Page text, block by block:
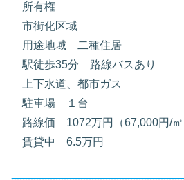
所有権
市街化区域
用途地域 二種住居
駅徒歩35分 路線バスあり
上下水道、都市ガス
駐車場 １台
路線価 1072万円（67,000円/㎡
賃貸中 6.5万円